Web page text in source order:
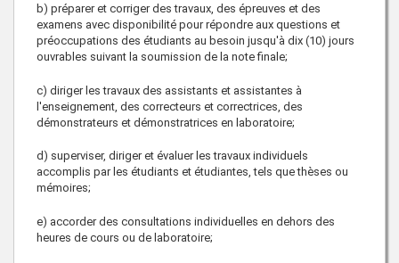
b) préparer et corriger des travaux, des épreuves et des
examens avec disponibilité pour répondre aux questions et
préoccupations des étudiants au besoin jusqu'à dix (10) jours
ouvrables suivant la soumission de la note finale;
c) diriger les travaux des assistants et assistantes à
l'enseignement, des correcteurs et correctrices, des
démonstrateurs et démonstratrices en laboratoire;
d) superviser, diriger et évaluer les travaux individuels
accomplis par les étudiants et étudiantes, tels que thèses ou
mémoires;
e) accorder des consultations individuelles en dehors des
heures de cours ou de laboratoire;